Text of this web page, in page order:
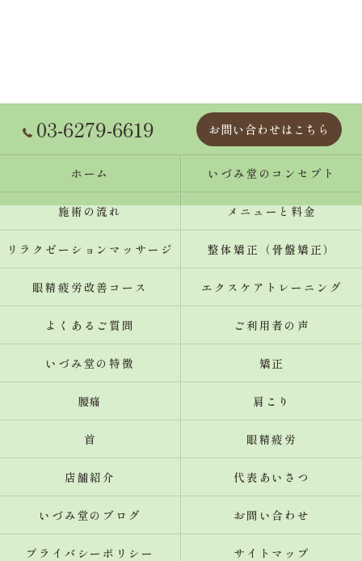
03-6279-6619 お問い合わせはこちら
ホーム いづみ堂のコンセプト
施術の流れ メニューと料金
リラクゼーションマッサージ 整体矯正（骨盤矯正）
眼精疲労改善コース エクスケアトレーニング
よくあるご質問 ご利用者の声
いづみ堂の特徴 矯正
腰痛 肩こり
首 眼精疲労
店舗紹介 代表あいさつ
いづみ堂のブログ お問い合わせ
プライバシーポリシー サイトマップ